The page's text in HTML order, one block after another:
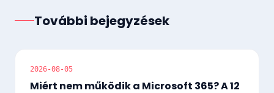
További bejegyzések
2026-08-05
Miért nem működik a Microsoft 365? A 12